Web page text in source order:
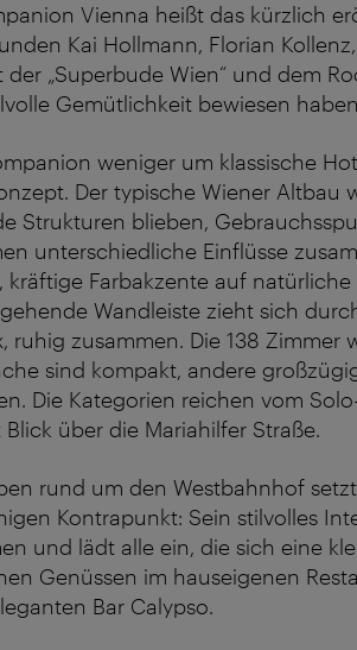
Vienna heißt das kürzlich
Kai Hollmann, Florian
„Superbude Wien“ und dem
Gemütlichkeit bewiesen
weniger um klassische
Der typische Wiener Altbau
Strukturen blieben,
unterschiedliche Einflüsse
Farbakzente auf natürliche
Wandleiste zieht sich
ruhig zusammen. Die 138 Zimmer
sind kompakt, andere
Die Kategorien reichen vom
über die Mariahilfer Straße.
rund um den Westbahnhof
Kontrapunkt: Sein stilvolles
und lädt alle ein, die sich eine
Genüssen im hauseigenen
Bar Calypso.